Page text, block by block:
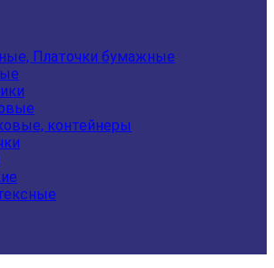
Платочки бумажные
контейнеры